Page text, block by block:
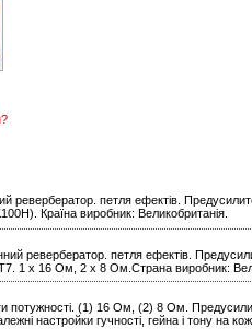
ревербератор. петля ефектів.
Країна виробник: Великобританія.
ревербератор. петля ефектів.
1 х 16 Ом, 2 х 8 Ом.Страна виробник:
потужності. (1) 16 Ом, (2) 8 Ом.
настройки гучності, гейна і тону на